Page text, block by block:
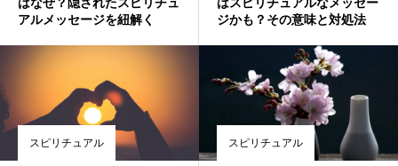
アルメッセージを紐解く
ジかも？その意味と対処法
スピリチュアル スピリチュアル